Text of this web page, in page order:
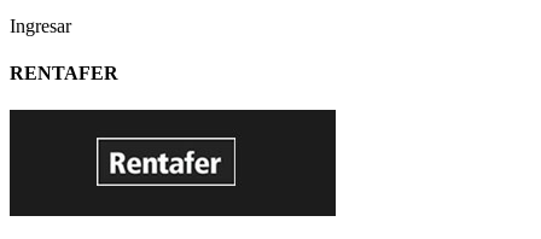
Ingresar
RENTAFER